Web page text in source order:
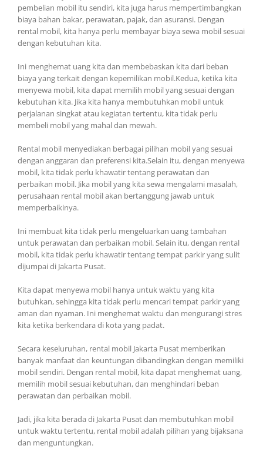
pembelian mobil itu sendiri, kita juga harus mempertimbangkan
biaya bahan bakar, perawatan, pajak, dan asuransi. Dengan
rental mobil, kita hanya perlu membayar biaya sewa mobil sesuai
dengan kebutuhan kita.
Ini menghemat uang kita dan membebaskan kita dari beban
biaya yang terkait dengan kepemilikan mobil.Kedua, ketika kita
menyewa mobil, kita dapat memilih mobil yang sesuai dengan
kebutuhan kita. Jika kita hanya membutuhkan mobil untuk
perjalanan singkat atau kegiatan tertentu, kita tidak perlu
membeli mobil yang mahal dan mewah.
Rental mobil menyediakan berbagai pilihan mobil yang sesuai
dengan anggaran dan preferensi kita.Selain itu, dengan menyewa
mobil, kita tidak perlu khawatir tentang perawatan dan
perbaikan mobil. Jika mobil yang kita sewa mengalami masalah,
perusahaan rental mobil akan bertanggung jawab untuk
memperbaikinya.
Ini membuat kita tidak perlu mengeluarkan uang tambahan
untuk perawatan dan perbaikan mobil. Selain itu, dengan rental
mobil, kita tidak perlu khawatir tentang tempat parkir yang sulit
dijumpai di Jakarta Pusat.
Kita dapat menyewa mobil hanya untuk waktu yang kita
butuhkan, sehingga kita tidak perlu mencari tempat parkir yang
aman dan nyaman. Ini menghemat waktu dan mengurangi stres
kita ketika berkendara di kota yang padat.
Secara keseluruhan, rental mobil Jakarta Pusat memberikan
banyak manfaat dan keuntungan dibandingkan dengan memiliki
mobil sendiri. Dengan rental mobil, kita dapat menghemat uang,
memilih mobil sesuai kebutuhan, dan menghindari beban
perawatan dan perbaikan mobil.
Jadi, jika kita berada di Jakarta Pusat dan membutuhkan mobil
untuk waktu tertentu, rental mobil adalah pilihan yang bijaksana
dan menguntungkan.